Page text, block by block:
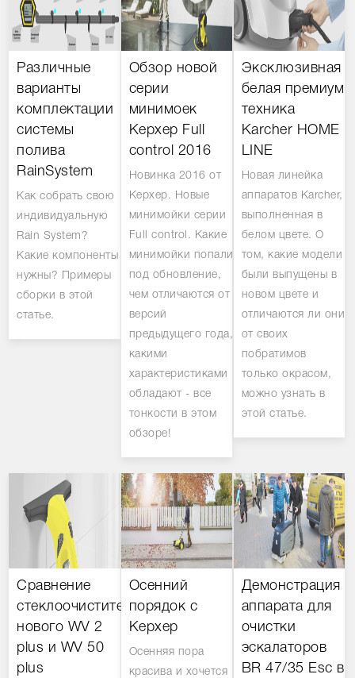
Различные
варианты
комплектации
системы
полива
RainSystem
Как собрать свою
индивидуальную
Rain System?
Какие компоненты
нужны? Примеры
сборки в этой
статье.
Обзор новой
серии
минимоек
Керхер Full
control 2016
Новинка 2016 от
Керхер. Новые
минимойки серии
Full control. Какие
минимойки попали
под обновление,
чем отличаются от
версий
предыдущего года,
какими
характеристиками
обладают - все
тонкости в этом
обзоре!
Эксклюзивная
белая премиум
техника
Karcher HOME
LINE
Новая линейка
аппаратов Karcher,
выполненная в
белом цвете. О
том, какие модели
были выпущены в
новом цвете и
отличаются ли они
от своих
побратимов
только окрасом,
можно узнать в
этой статье.
Сравнение
стеклоочистителей:
нового WV 2
plus и WV 50
plus
Осенний
порядок с
Керхер
Осенняя пора
красива и хочется
Демонстрация
аппарата для
очистки
эскалаторов
BR 47/35 Esc в